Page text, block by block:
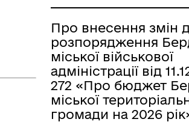
Про внесення змін
розпорядження
міської військової
адміністрації від
272 «Про бюджет
міської
громади на 2026